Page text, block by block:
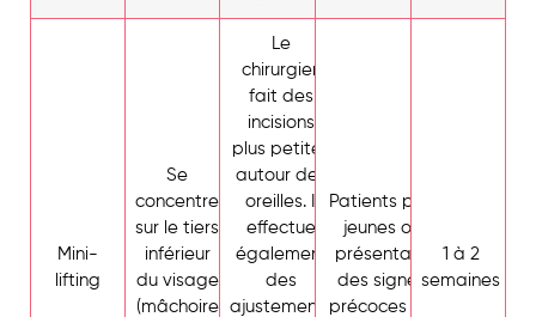
Mini-
lifting
Se
concentre
sur le tiers
inférieur
du visage
(mâchoire
Le
chirurgien
fait des
incisions
plus petites
autour des
oreilles. Il
effectue
également
des
ajustements
Patients plus
jeunes ou
présentant
des signes
précoces de
1 à 2
semaines